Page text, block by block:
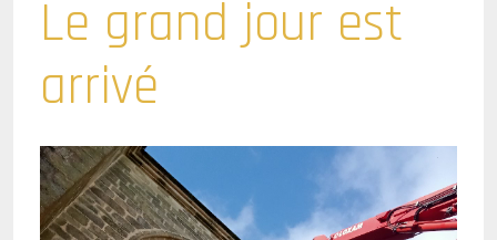
Le grand jour est
arrivé